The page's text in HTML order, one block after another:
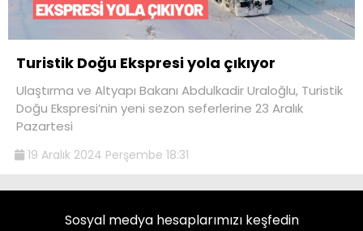
Turistik Doğu Ekspresi yola çıkıyor
Ulaştırma ve Altyapı Bakanı Abdulkadir Uraloğlu, Turistik
Doğu Ekspresi’nin yeni sezon seferlerine 23 Aralık
Pazartesi
19 Aralık 2024 Perşembe 18:31
Sosyal medya hesaplarımızı keşfedin